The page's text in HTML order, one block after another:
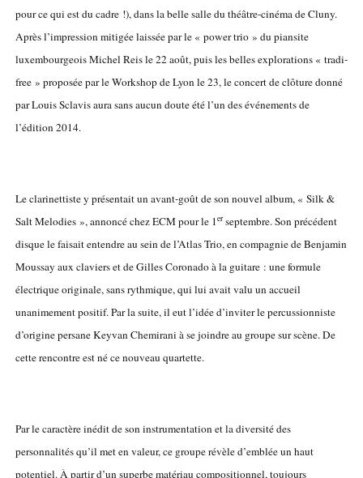
pour ce qui est du cadre !), dans la belle salle du théâtre-cinéma de Cluny.
Après l’impression mitigée laissée par le « power trio » du piansite
luxembourgeois Michel Reis le 22 août, puis les belles explorations « tradi-
free » proposée par le Workshop de Lyon le 23, le concert de clôture donné
par Louis Sclavis aura sans aucun doute été l’un des événements de
l’édition 2014.
Le clarinettiste y présentait un avant-goût de son nouvel album, « Silk &
Salt Melodies », annoncé chez ECM pour le 1erseptembre. Son précédent
disque le faisait entendre au sein de l’Atlas Trio, en compagnie de Benjamin
Moussay aux claviers et de Gilles Coronado à la guitare : une formule
électrique originale, sans rythmique, qui lui avait valu un accueil
unanimement positif. Par la suite, il eut l’idée d’inviter le percussionniste
d’origine persane Keyvan Chemirani à se joindre au groupe sur scène. De
cette rencontre est né ce nouveau quartette.
Par le caractère inédit de son instrumentation et la diversité des
personnalités qu’il met en valeur, ce groupe révèle d’emblée un haut
potentiel. À partir d’un superbe matériau compositionnel, toujours